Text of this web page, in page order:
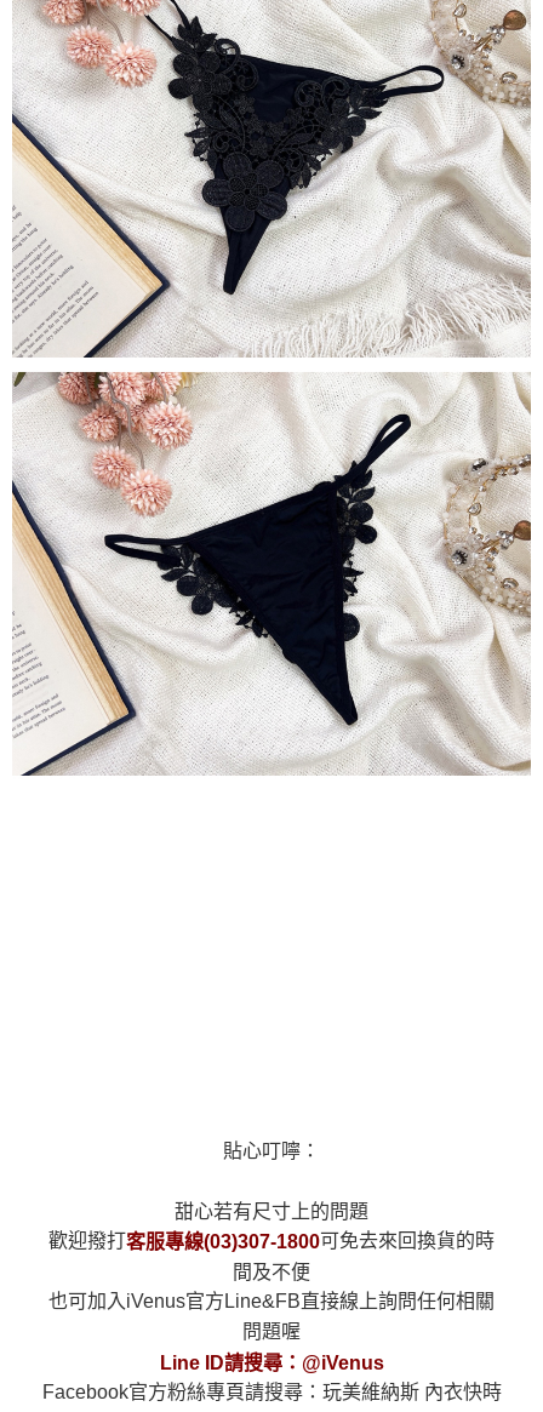
貼心叮嚀：
甜心若有尺寸上的問題
歡迎撥打客服專線(03)307-1800可免去來回換貨的時
間及不便
也可加入iVenus官方Line&FB直接線上詢問任何相關
問題喔
Line ID請搜尋：@iVenus
Facebook官方粉絲專頁請搜尋：玩美維納斯 內衣快時